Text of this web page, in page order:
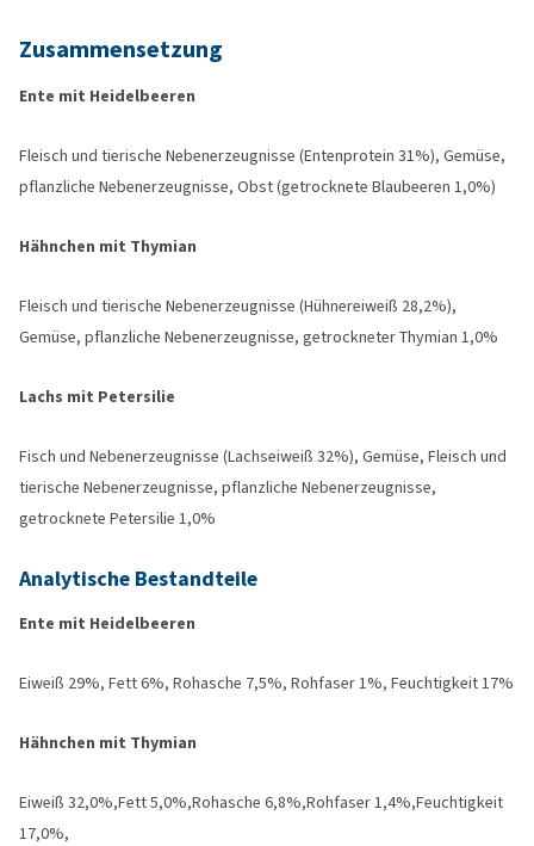
Zusammensetzung
Ente mit Heidelbeeren
Fleisch und tierische Nebenerzeugnisse (Entenprotein 31%), Gemüse,
pflanzliche Nebenerzeugnisse, Obst (getrocknete Blaubeeren 1,0%)
Hähnchen mit Thymian
Fleisch und tierische Nebenerzeugnisse (Hühnereiweiß 28,2%),
Gemüse, pflanzliche Nebenerzeugnisse, getrockneter Thymian 1,0%
Lachs mit Petersilie
Fisch und Nebenerzeugnisse (Lachseiweiß 32%), Gemüse, Fleisch und
tierische Nebenerzeugnisse, pflanzliche Nebenerzeugnisse,
getrocknete Petersilie 1,0%
Analytische Bestandteile
Ente mit Heidelbeeren
Eiweiß 29%, Fett 6%, Rohasche 7,5%, Rohfaser 1%, Feuchtigkeit 17%
Hähnchen mit Thymian
Eiweiß 32,0%,Fett 5,0%,Rohasche 6,8%,Rohfaser 1,4%,Feuchtigkeit
17,0%,